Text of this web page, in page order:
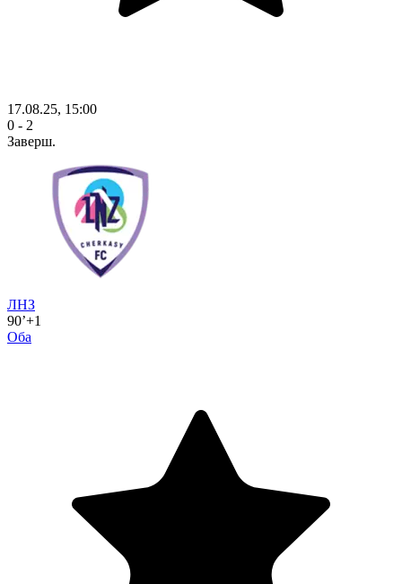
17.08.25, 15:00
0 - 2
Заверш.
ЛНЗ
90’+1
Оба